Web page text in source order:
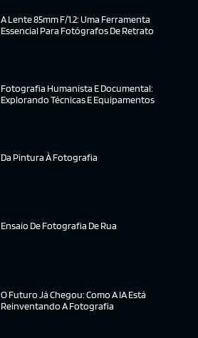
A Lente 85mm F/1.2: Uma Ferramenta
Essencial Para Fotógrafos De Retrato
Fotografia Humanista E Documental:
Explorando Técnicas E Equipamentos
Da Pintura À Fotografia
Ensaio De Fotografia De Rua
O Futuro Já Chegou: Como A IA Está
Reinventando A Fotografia